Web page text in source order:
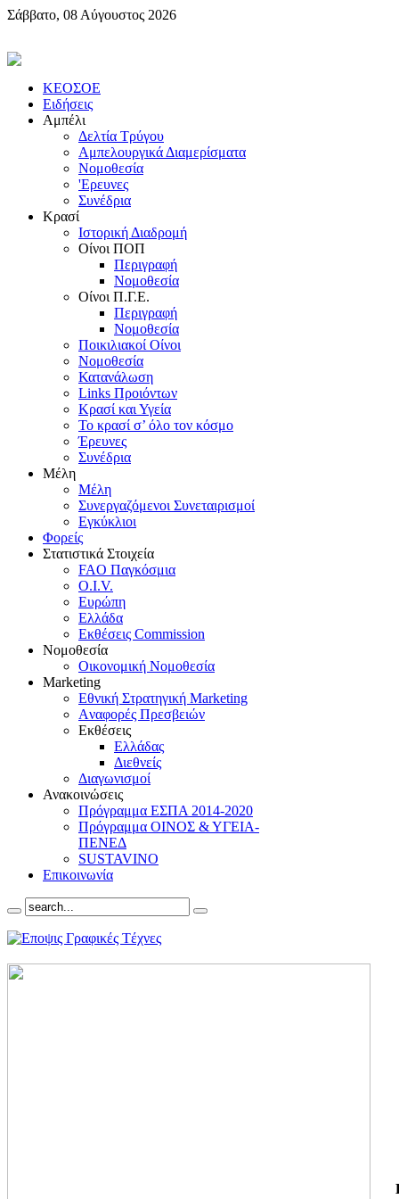
Σάββατο, 08 Αύγουστος 2026
KEOΣOE
Ειδήσεις
Αμπέλι
Δελτία Τρύγου
Αμπελουργικά Διαμερίσματα
Nομοθεσία
'Eρευνες
Συνέδρια
Κρασί
Iστορική Διαδρομή
Oίνοι ΠOΠ
Περιγραφή
Nομοθεσία
Oίνοι Π.Γ.E.
Περιγραφή
Νομοθεσία
Ποικιλιακοί Oίνοι
Nομοθεσία
Κατανάλωση
Links Προιόντων
Κρασί και Υγεία
To κρασί σ’ όλο τον κόσμο
Έρευνες
Συνέδρια
Μέλη
Mέλη
Συνεργαζόμενοι Συνεταιρισμοί
Εγκύκλιοι
Φορείς
Στατιστικά Στοιχεία
FAO Παγκόσμια
O.I.V.
Ευρώπη
Ελλάδα
Eκθέσεις Commission
Νομοθεσία
Οικονομική Νομοθεσία
Marketing
Eθνική Στρατηγική Marketing
Aναφορές Πρεσβειών
Eκθέσεις
Eλλάδας
Διεθνείς
Διαγωνισμοί
Ανακοινώσεις
Πρόγραμμα ΕΣΠΑ 2014-2020
Πρόγραμμα ΟΙΝΟΣ & ΥΓΕΙΑ-
ΠΕΝΕΔ
SUSTAVINO
Επικοινωνία